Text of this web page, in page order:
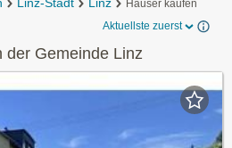
Häuser kaufen
Aktuellste zuerst
der Gemeinde Linz